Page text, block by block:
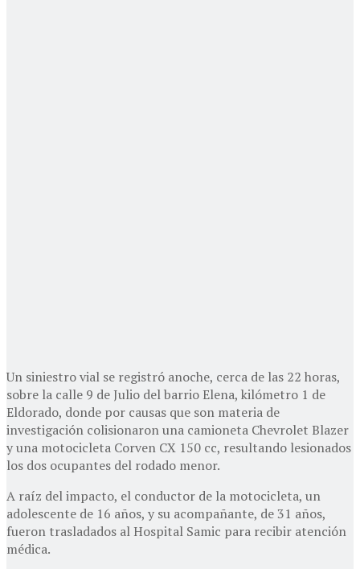
Un siniestro vial se registró anoche, cerca de las 22 horas,
sobre la calle 9 de Julio del barrio Elena, kilómetro 1 de
Eldorado, donde por causas que son materia de
investigación colisionaron una camioneta Chevrolet Blazer
y una motocicleta Corven CX 150 cc, resultando lesionados
los dos ocupantes del rodado menor.
A raíz del impacto, el conductor de la motocicleta, un
adolescente de 16 años, y su acompañante, de 31 años,
fueron trasladados al Hospital Samic para recibir atención
médica.